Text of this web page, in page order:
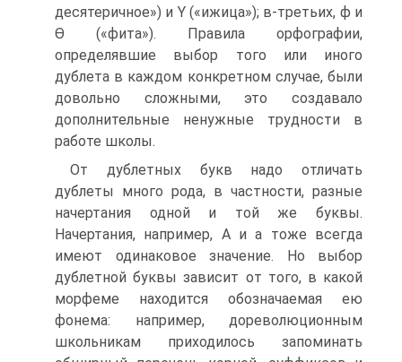
десятеричное») и Y («ижица»); в-третьих, ф и
Ѳ («фита»). Правила орфографии,
определявшие выбор того или иного
дублета в каждом конкретном случае, были
довольно сложными, это создавало
дополнительные ненужные трудности в
работе школы.
От дублетных букв надо отличать
дублеты много рода, в частности, разные
начертания одной и той же буквы.
Начертания, например, А и а тоже всегда
имеют одинаковое значение. Но выбор
дублетной буквы зависит от того, в какой
морфеме находится обозначаемая ею
фонема: например, дореволюционным
школьникам приходилось запоминать